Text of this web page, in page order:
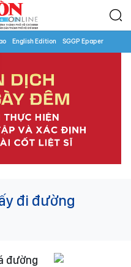
English Edition SGGP Epaper
đi đường
đường